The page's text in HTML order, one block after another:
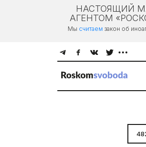
НАСТОЯЩИЙ
АГЕНТОМ
Мы считаем закон об